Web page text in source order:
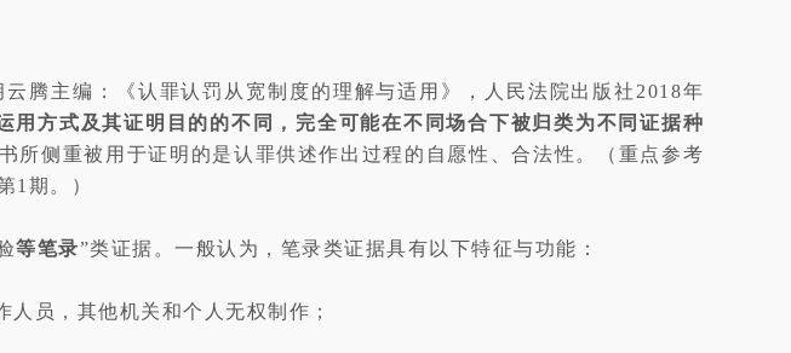
腾主编：《认罪认罚从宽制度的理解与适用》，人民法院出版社2018年
用方式及其证明目的的不同， 完全可能在不同场合下被归类为不同证据种
所侧重被用于证明的是认罪供述作出过程的自愿性、合法性。（重点参考
1期。）
等笔录”类证据。一般认为，笔录类证据具有以下特征与功能：
员，其他机关和个人无权制作；